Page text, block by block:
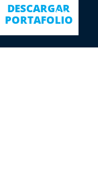
DESCARGAR
PORTAFOLIO
ític
as